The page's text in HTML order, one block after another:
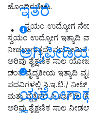
ಇತರೆ
ಹೊಂದಿರಬೇಕು.
ಸ್ವಯಂ ಉದ್ಯೋಗ ನೇರ
ಸ್ವಯಂ ಉದ್ಯೋಗ ಇತ್ಯಾದಿ
ನೀಡಲಾಗುತ್ತದೆ. ವಯೋಮಿತಿ
ಅರಿವು ಶೈಕ್ಷಣಿಕ ಸಾಲ
ದಂತ ವೈದ್ಯಕೀಯ ಇತ್ಯಾದಿ
ಪದವಿಗಳಲ್ಲಿ ಸಿ.ಇ.ಟಿ./
ಮತ್ತು ವೃತ್ತಿಪರ ಪಿ.ಎಚ್.ಡಿ.
ಅರಿವು ಶೈಕ್ಷಣಿಕ ಸಾಲ